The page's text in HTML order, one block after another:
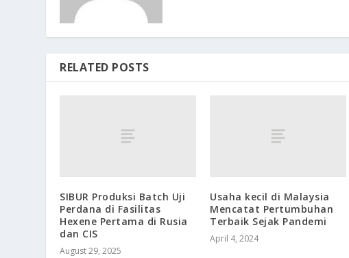
RELATED POSTS
SIBUR Produksi Batch Uji
Perdana di Fasilitas
Hexene Pertama di Rusia
dan CIS
August 29, 2025
Usaha kecil di Malaysia
Mencatat Pertumbuhan
Terbaik Sejak Pandemi
April 4, 2024